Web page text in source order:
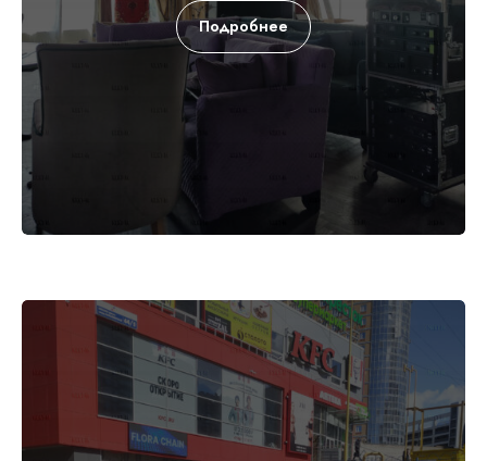
Подробнее